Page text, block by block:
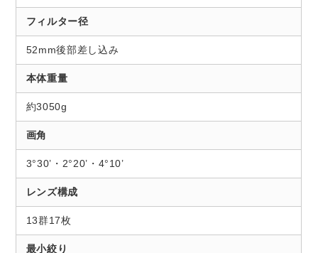
フィルター径
52mm後部差し込み
本体重量
約3050g
画角
3°30’・2°20’・4°10’
レンズ構成
13群17枚
最小絞り